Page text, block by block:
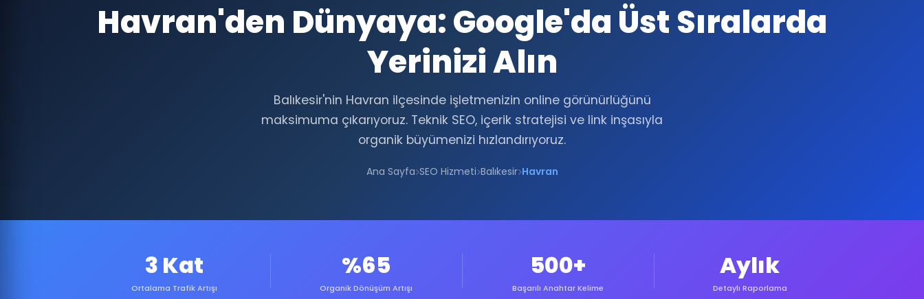
Havran'den Dünyaya: Google'da Üst Sıralarda
Yerinizi Alın
Balıkesir'nin Havran ilçesinde işletmenizin online görünürlüğünü
maksimuma çıkarıyoruz. Teknik SEO, içerik stratejisi ve link inşasıyla
organik büyümenizi hızlandırıyoruz.
Ana Sayfa SEO Hizmeti Balıkesir Havran
3 Kat
Ortalama Trafik Artışı
%65
Organik Dönüşüm Artışı
500+
Başarılı Anahtar Kelime
Aylık
Detaylı Raporlama